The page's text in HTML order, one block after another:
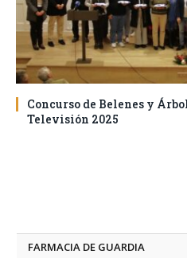
Concurso de Belenes y
Televisión 2025
FARMACIA DE GUARDIA